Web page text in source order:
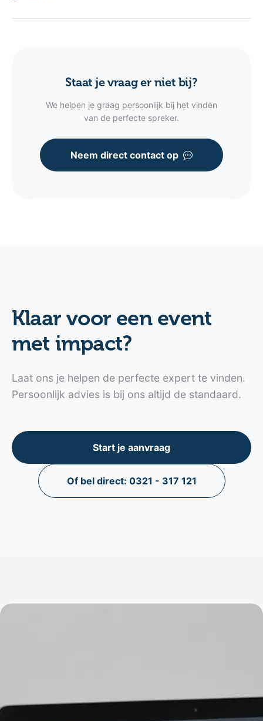
Staat je vraag er niet bij?
We helpen je graag persoonlijk bij het vinden
van de perfecte spreker.
Neem direct contact op
Klaar voor een event
met impact?
Laat ons je helpen de perfecte expert te vinden.
Persoonlijk advies is bij ons altijd de standaard.
Start je aanvraag
Of bel direct: 0321 - 317 121